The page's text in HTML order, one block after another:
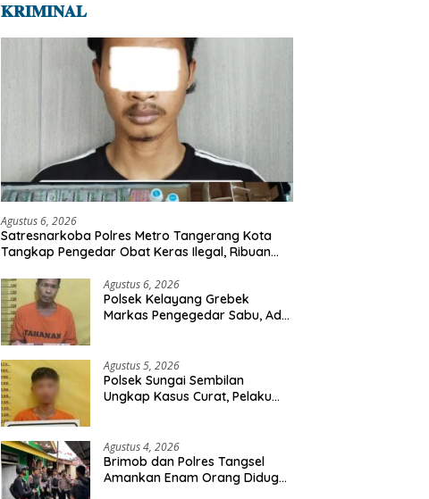
𝐊𝐑𝐈𝐌𝐈𝐍𝐀𝐋
Agustus 6, 2026
Satresnarkoba Polres Metro Tangerang Kota
Tangkap Pengedar Obat Keras Ilegal, Ribuan
Agustus 6, 2026
Polsek Kelayang Grebek
Markas Pengegedar Sabu, Ada
Agustus 5, 2026
Polsek Sungai Sembilan
Ungkap Kasus Curat, Pelaku
Agustus 4, 2026
Brimob dan Polres Tangsel
Amankan Enam Orang Diduga